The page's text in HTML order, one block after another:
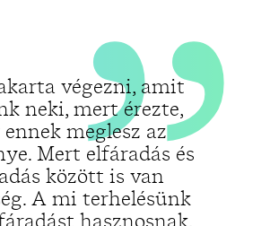
végezni, amit
neki, mert érezte,
meglesz az
Mert elfáradás és
között is van
A mi terhelésünk